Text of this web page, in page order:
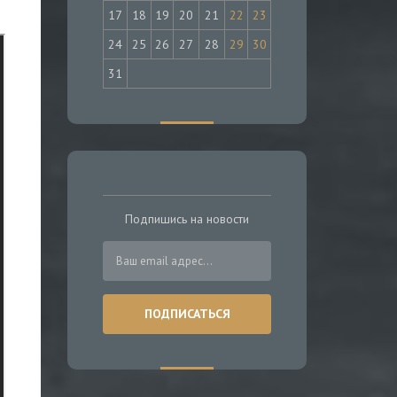
17 18 19 20 21 22
23
24
25 26 27 28 29
30
31
Подпишись на новости